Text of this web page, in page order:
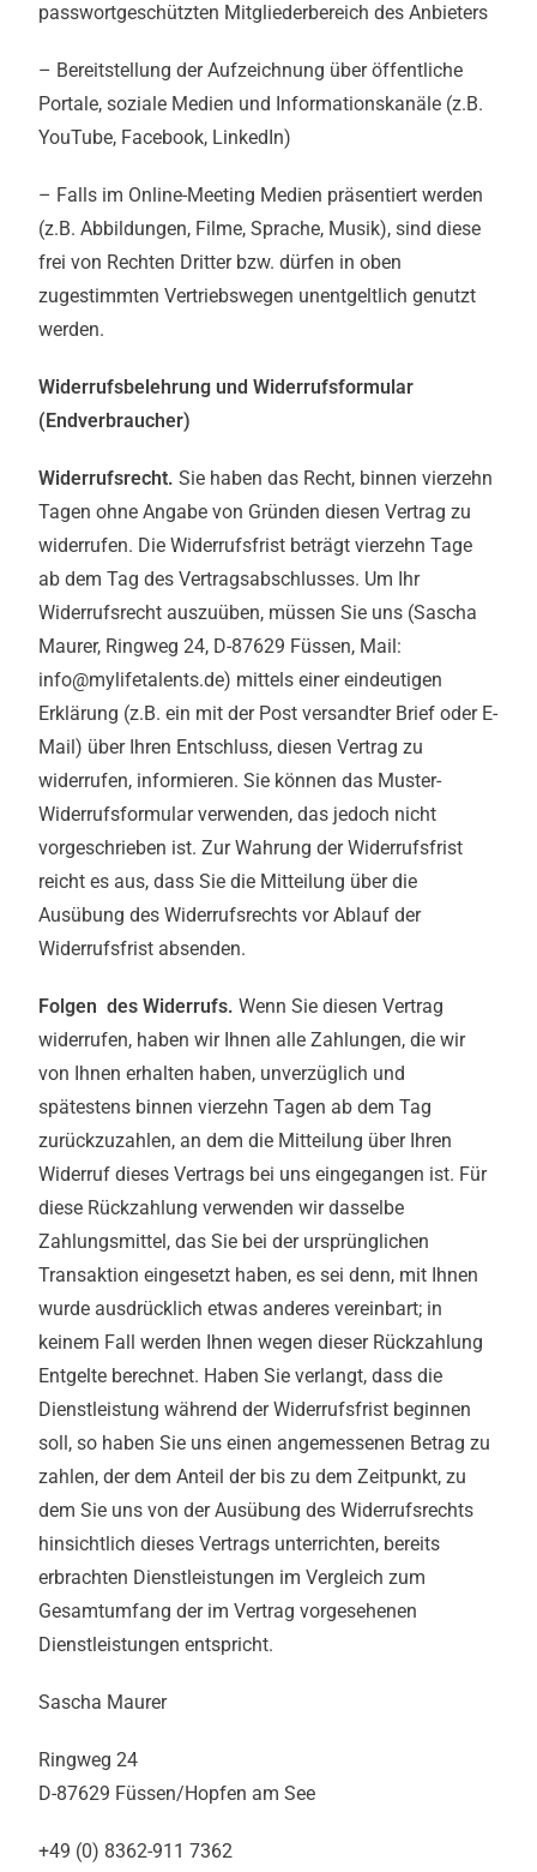
passwortgeschützten Mitgliederbereich des Anbieters
– Bereitstellung der Aufzeichnung über öffentliche
Portale, soziale Medien und Informationskanäle (z.B.
YouTube, Facebook, LinkedIn)
– Falls im Online-Meeting Medien präsentiert werden
(z.B. Abbildungen, Filme, Sprache, Musik), sind diese
frei von Rechten Dritter bzw. dürfen in oben
zugestimmten Vertriebswegen unentgeltlich genutzt
werden.
Widerrufsbelehrung und Widerrufsformular
(Endverbraucher)
Widerrufsrecht. Sie haben das Recht, binnen vierzehn
Tagen ohne Angabe von Gründen diesen Vertrag zu
widerrufen. Die Widerrufsfrist beträgt vierzehn Tage
ab dem Tag des Vertragsabschlusses. Um Ihr
Widerrufsrecht auszuüben, müssen Sie uns (Sascha
Maurer, Ringweg 24, D-87629 Füssen, Mail:
info@mylifetalents.de) mittels einer eindeutigen
Erklärung (z.B. ein mit der Post versandter Brief oder E-
Mail) über Ihren Entschluss, diesen Vertrag zu
widerrufen, informieren. Sie können das Muster-
Widerrufsformular verwenden, das jedoch nicht
vorgeschrieben ist. Zur Wahrung der Widerrufsfrist
reicht es aus, dass Sie die Mitteilung über die
Ausübung des Widerrufsrechts vor Ablauf der
Widerrufsfrist absenden.
Folgen des Widerrufs. Wenn Sie diesen Vertrag
widerrufen, haben wir Ihnen alle Zahlungen, die wir
von Ihnen erhalten haben, unverzüglich und
spätestens binnen vierzehn Tagen ab dem Tag
zurückzuzahlen, an dem die Mitteilung über Ihren
Widerruf dieses Vertrags bei uns eingegangen ist. Für
diese Rückzahlung verwenden wir dasselbe
Zahlungsmittel, das Sie bei der ursprünglichen
Transaktion eingesetzt haben, es sei denn, mit Ihnen
wurde ausdrücklich etwas anderes vereinbart; in
keinem Fall werden Ihnen wegen dieser Rückzahlung
Entgelte berechnet. Haben Sie verlangt, dass die
Dienstleistung während der Widerrufsfrist beginnen
soll, so haben Sie uns einen angemessenen Betrag zu
zahlen, der dem Anteil der bis zu dem Zeitpunkt, zu
dem Sie uns von der Ausübung des Widerrufsrechts
hinsichtlich dieses Vertrags unterrichten, bereits
erbrachten Dienstleistungen im Vergleich zum
Gesamtumfang der im Vertrag vorgesehenen
Dienstleistungen entspricht.
Sascha Maurer
Ringweg 24
D-87629 Füssen/Hopfen am See
+49 (0) 8362-911 7362